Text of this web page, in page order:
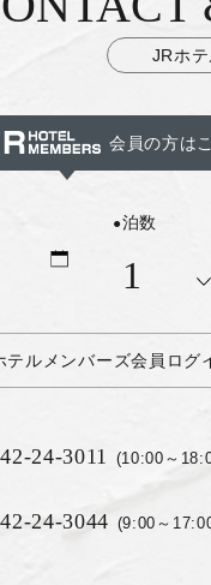
JRホ
会員の方は
泊数
テルメンバーズ会員ログ
24-3011 (10:00～
24-3044 (9:00～